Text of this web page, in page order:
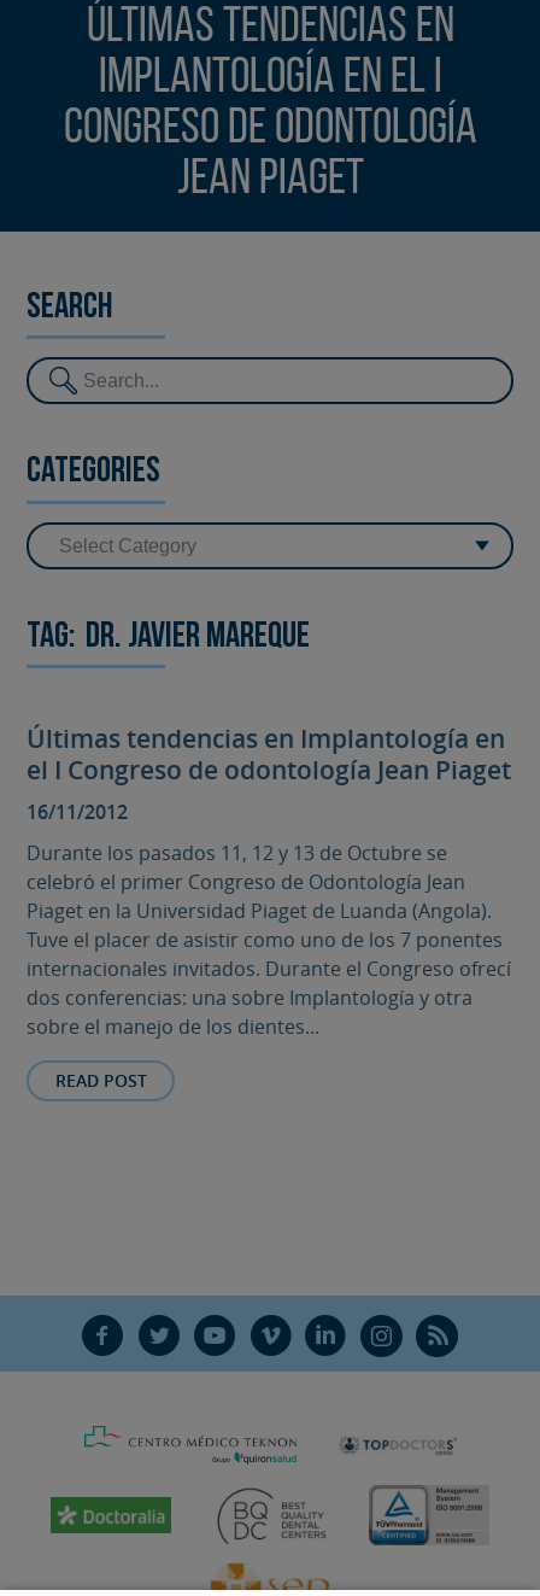
Últimas tendencias en
Implantología en el I
Congreso de odontología
Jean Piaget
Search
Categories
Tag: Dr. Javier Mareque
Últimas tendencias en Implantología en
el I Congreso de odontología Jean Piaget
16/11/2012
Durante los pasados 11, 12 y 13 de Octubre se
celebró el primer Congreso de Odontología Jean
Piaget en la Universidad Piaget de Luanda (Angola).
Tuve el placer de asistir como uno de los 7 ponentes
internacionales invitados. Durante el Congreso ofrecí
dos conferencias: una sobre Implantología y otra
sobre el manejo de los dientes...
READ POST
F T Y V L Ñ R